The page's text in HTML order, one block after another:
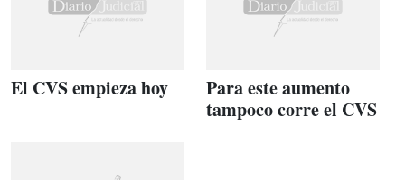
El CVS empieza hoy
Para este aumento
tampoco corre el CVS